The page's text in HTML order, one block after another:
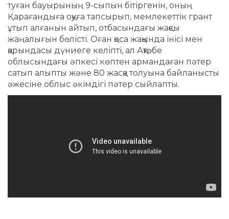
туған бауырының 9-сыпын бітіргенін, оның
Қарағандыға оқуға тапсырып, мемлекеттік грант
ұтып алғанын айтып, отбасындағы жақсы
жаңалығын бөлісті. Оған қоса жақында інісі мен
қарындасы дүниеге келіпті, ал Ақтөбе
облысындағы әпкесі көптен армандаған пәтер
сатып алыпты және 80 жасқа толуына байланысты
әжесіне облыс әкімдігі пәтер сыйлапты.